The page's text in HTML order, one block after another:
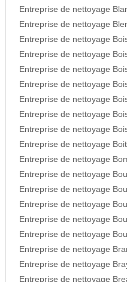
Entreprise de nettoyage
Entreprise de nettoyage
Entreprise de nettoyage
Entreprise de nettoyage
Entreprise de nettoyage
Entreprise de nettoyage
Entreprise de nettoyage
Entreprise de nettoyage
Entreprise de nettoyage
Entreprise de nettoyage
Entreprise de nettoyage
Entreprise de nettoyage
Entreprise de nettoyage
Entreprise de nettoyage
Entreprise de nettoyage
Entreprise de nettoyage
Entreprise de nettoyage
Entreprise de nettoyage
Entreprise de nettoyage